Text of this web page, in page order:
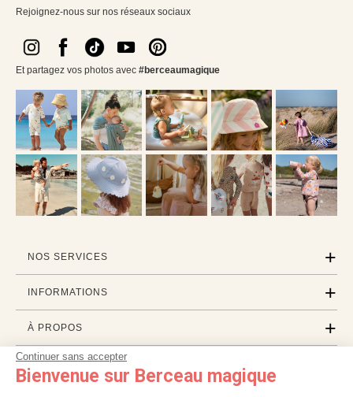
Continuer sans accepter
Bienvenue sur Berceau magique
Rejoignez-nous sur nos réseaux sociaux
Et partagez vos photos avec #berceaumagique
NOS SERVICES
INFORMATIONS
À PROPOS
PROFESSIONNELS